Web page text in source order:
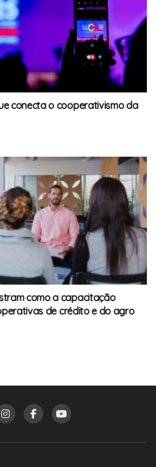
conecta o cooperativismo da
como a capacitação
de crédito e do agro